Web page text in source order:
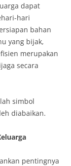
dapat
hari
bahan
yang bijak,
merupakan
secara
simbol
diabaikan.
pentingnya